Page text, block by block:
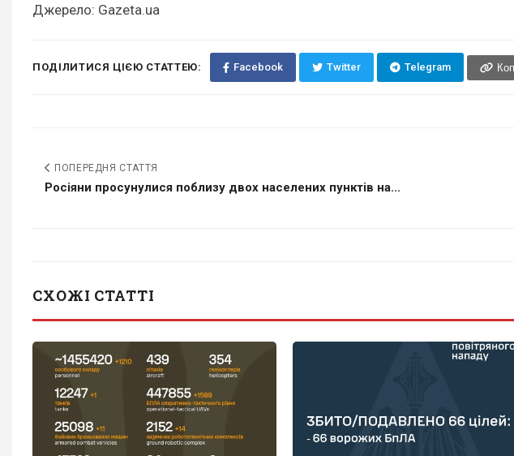
Джерело: Gazeta.ua
ПОДІЛИТИСЯ ЦІЄЮ СТАТТЕЮ: Facebook Twitter Telegram
ПОПЕРЕДНЯ СТАТТЯ
Росіяни просунулися поблизу двох населених пунктів на...
СХОЖІ СТАТТІ